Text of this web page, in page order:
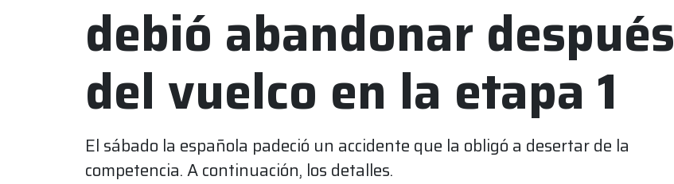
debió abandonar después
del vuelco en la etapa 1
El sábado la española padeció un accidente que la obligó a desertar de la
competencia. A continuación, los detalles.